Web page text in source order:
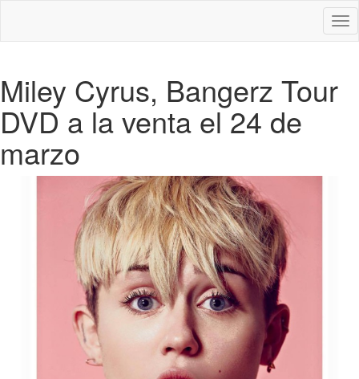
Miley Cyrus, Bangerz Tour
DVD a la venta el 24 de
marzo